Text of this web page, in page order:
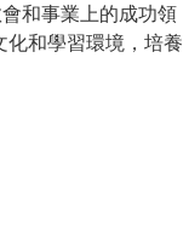
和事業上的成功領
和學習環境，培養